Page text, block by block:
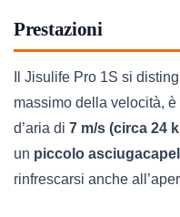
Prestazioni
Il Jisulife Pro 1S si
massimo della velocità,
d’aria di 7 m/s (circa 24
un piccolo
rinfrescarsi anche